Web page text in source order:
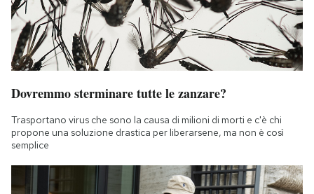
Dovremmo sterminare tutte le zanzare?
Trasportano virus che sono la causa di milioni di morti e c'è chi
propone una soluzione drastica per liberarsene, ma non è così
semplice